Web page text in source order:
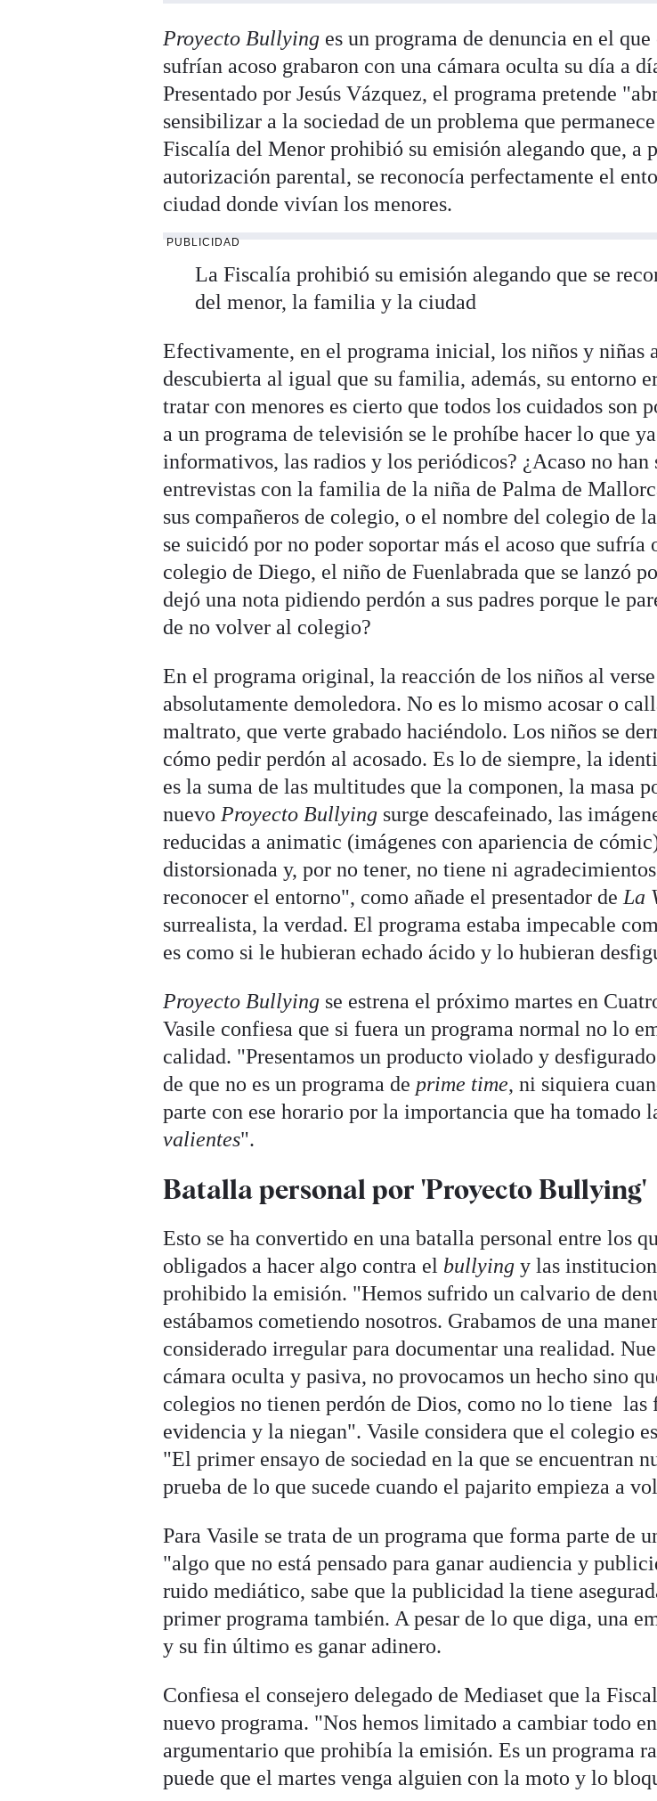
Proyecto Bullying es un programa de denuncia en el
sufrían acoso grabaron con una cámara oculta su día a
Presentado por Jesús Vázquez, el programa pretende
sensibilizar a la sociedad de un problema que
Fiscalía del Menor prohibió su emisión alegando que, a
autorización parental, se reconocía perfectamente el
ciudad donde vivían los menores.
PUBLICIDAD
La Fiscalía prohibió su emisión alegando que se
del menor, la familia y la ciudad
Efectivamente, en el programa inicial, los niños y niñas
descubierta al igual que su familia, además, su entorno
tratar con menores es cierto que todos los cuidados son
a un programa de televisión se le prohíbe hacer lo que
informativos, las radios y los periódicos? ¿Acaso no
entrevistas con la familia de la niña de Palma de
sus compañeros de colegio, o el nombre del colegio de
se suicidó por no poder soportar más el acoso que sufría
colegio de Diego, el niño de Fuenlabrada que se lanzó
dejó una nota pidiendo perdón a sus padres porque le
de no volver al colegio?
En el programa original, la reacción de los niños al
absolutamente demoledora. No es lo mismo acosar o
maltrato, que verte grabado haciéndolo. Los niños se
cómo pedir perdón al acosado. Es lo de siempre, la
es la suma de las multitudes que la componen, la masa
nuevo Proyecto Bullying surge descafeinado, las
reducidas a animatic (imágenes con apariencia de
distorsionada y, por no tener, no tiene ni
reconocer el entorno", como añade el presentador de La
surrealista, la verdad. El programa estaba impecable
es como si le hubieran echado ácido y lo hubieran
Proyecto Bullying se estrena el próximo martes en
Vasile confiesa que si fuera un programa normal no lo
calidad. "Presentamos un producto violado y
de que no es un programa de prime time, ni siquiera
parte con ese horario por la importancia que ha tomado
valientes".
Batalla personal por 'Proyecto Bullying'
Esto se ha convertido en una batalla personal entre los
obligados a hacer algo contra el bullying y las
prohibido la emisión. "Hemos sufrido un calvario de
estábamos cometiendo nosotros. Grabamos de una
considerado irregular para documentar una realidad.
cámara oculta y pasiva, no provocamos un hecho sino
colegios no tienen perdón de Dios, como no lo tiene las
evidencia y la niegan". Vasile considera que el colegio
"El primer ensayo de sociedad en la que se encuentran
prueba de lo que sucede cuando el pajarito empieza a
Para Vasile se trata de un programa que forma parte de
"algo que no está pensado para ganar audiencia y
ruido mediático, sabe que la publicidad la tiene
primer programa también. A pesar de lo que diga, una
y su fin último es ganar adinero.
Confiesa el consejero delegado de Mediaset que la
nuevo programa. "Nos hemos limitado a cambiar todo
argumentario que prohibía la emisión. Es un programa
puede que el martes venga alguien con la moto y lo